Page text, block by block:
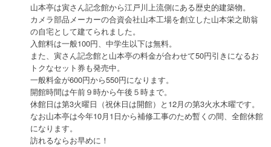
山本亭は寅さん記念館から江戸川上流側にある歴史的建築物。
カメラ部品メーカーの合資会社山本工場を創立した山本栄之助翁
の自宅として建てられました。
入館料は一般100円、中学生以下は無料。
また、寅さん記念館と山本亭の料金が合わせて50円引きになるお
トクなセット券も発売中。
一般料金が600円から550円になります。
開館時間は午前９時から午後５時まで。
休館日は第3火曜日（祝休日は開館）と12月の第3火水木曜です。
なお山本亭は今年10月1日から補修工事のため暫くの間、全館休館
になります。
訪れるならお早めに！